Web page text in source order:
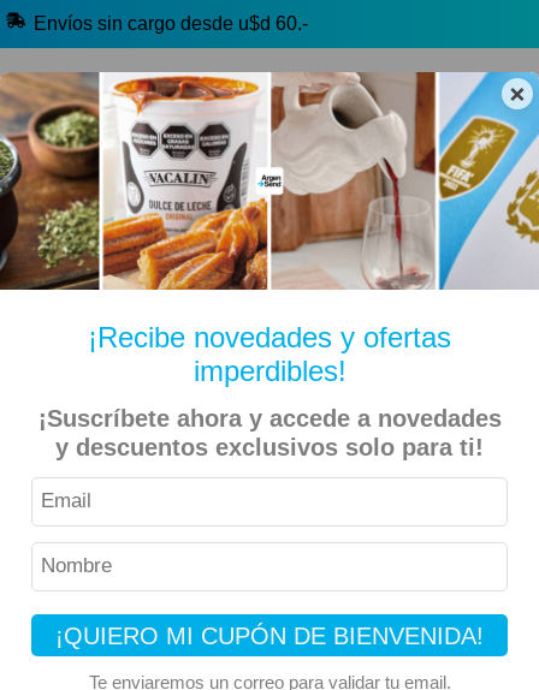
×
¡Recibe novedades y ofertas
imperdibles!
¡Suscríbete ahora y accede a novedades
y descuentos exclusivos solo para ti!
¡QUIERO MI CUPÓN DE BIENVENIDA!
Te enviaremos un correo para validar tu email.
Envíos sin cargo desde u$d 60.-
🔥 Yerba Mate
🧉 Clásicos argentinos 🏷️ Todas las categorías
Inicio Bebidas
Con Alcohol (+18)
Vinos, Espumantes y Sidras (+18)
Rosa (+18)
Abito – Vino Rosado – 750ml